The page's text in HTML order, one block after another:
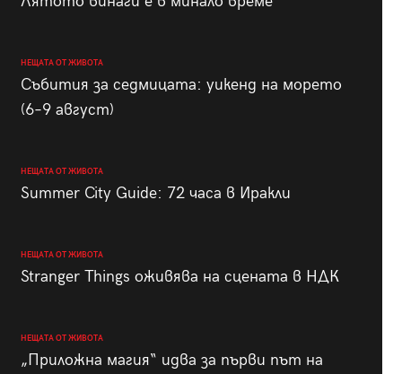
НЕЩАТА ОТ ЖИВОТА
Събития за седмицата: уикенд на морето
(6–9 август)
НЕЩАТА ОТ ЖИВОТА
Summer City Guide: 72 часа в Иракли
НЕЩАТА ОТ ЖИВОТА
Stranger Things оживява на сцената в НДК
НЕЩАТА ОТ ЖИВОТА
„Приложна магия“ идва за първи път на